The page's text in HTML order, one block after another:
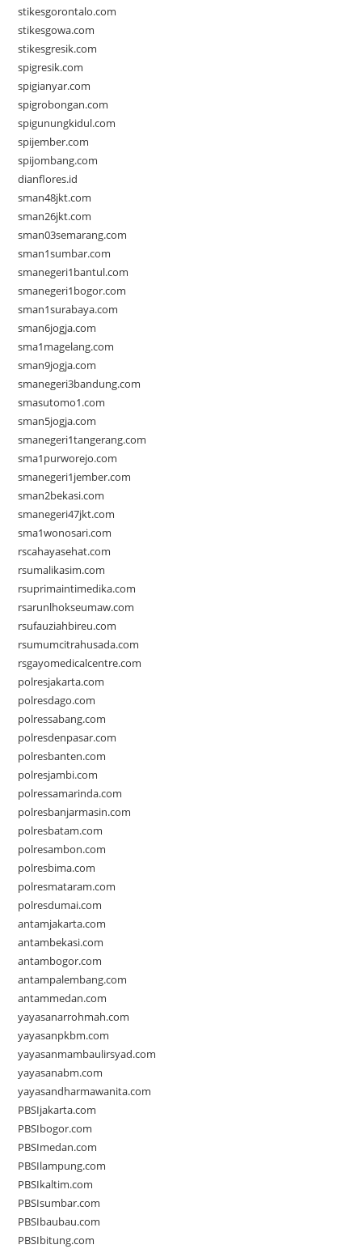
stikesgorontalo.com
stikesgowa.com
stikesgresik.com
spigresik.com
spigianyar.com
spigrobongan.com
spigunungkidul.com
spijember.com
spijombang.com
dianflores.id
sman48jkt.com
sman26jkt.com
sman03semarang.com
sman1sumbar.com
smanegeri1bantul.com
smanegeri1bogor.com
sman1surabaya.com
sman6jogja.com
sma1magelang.com
sman9jogja.com
smanegeri3bandung.com
smasutomo1.com
sman5jogja.com
smanegeri1tangerang.com
sma1purworejo.com
smanegeri1jember.com
sman2bekasi.com
smanegeri47jkt.com
sma1wonosari.com
rscahayasehat.com
rsumalikasim.com
rsuprimaintimedika.com
rsarunlhokseumaw.com
rsufauziahbireu.com
rsumumcitrahusada.com
rsgayomedicalcentre.com
polresjakarta.com
polresdago.com
polressabang.com
polresdenpasar.com
polresbanten.com
polresjambi.com
polressamarinda.com
polresbanjarmasin.com
polresbatam.com
polresambon.com
polresbima.com
polresmataram.com
polresdumai.com
antamjakarta.com
antambekasi.com
antambogor.com
antampalembang.com
antammedan.com
yayasanarrohmah.com
yayasanpkbm.com
yayasanmambaulirsyad.com
yayasanabm.com
yayasandharmawanita.com
PBSIjakarta.com
PBSIbogor.com
PBSImedan.com
PBSIlampung.com
PBSIkaltim.com
PBSIsumbar.com
PBSIbaubau.com
PBSIbitung.com